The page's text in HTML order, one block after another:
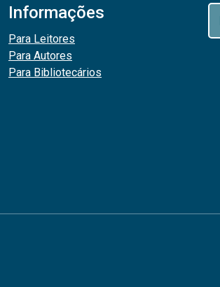
Informações
Para Leitores
Para Autores
Para Bibliotecários